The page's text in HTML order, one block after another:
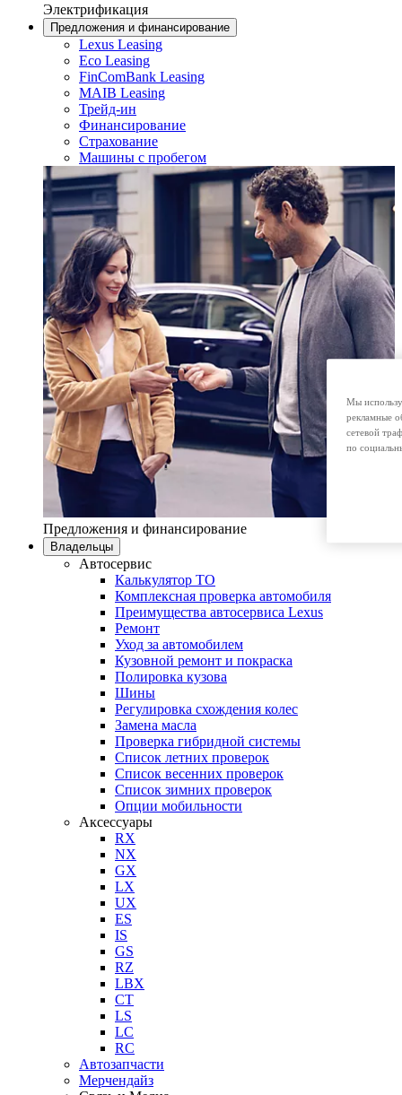
Электрификация
Предложения и финансирование
Lexus Leasing
Eco Leasing
FinComBank Leasing
MAIB Leasing
Трейд-ин
Финансирование
Страхование
Машины с пробегом
Предложения и финансирование
Владельцы
Автосервис
Калькулятор ТО
Комплексная проверка автомобиля
Преимущества автосервиса Lexus
Ремонт
Уход за автомобилем
Кузовной ремонт и покраска
Полировка кузова
Шины
Регулировка схождения колес
Замена масла
Проверка гибридной системы
Список летних проверок
Список весенних проверок
Список зимних проверок
Опции мобильности
Аксессуары
RX
NX
GX
LX
UX
ES
IS
GS
RZ
LBX
CT
LS
LC
RC
Автозапчасти
Мерчендайз
Мы
рекламные
сетевой
по